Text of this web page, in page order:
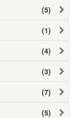
(5)
(1)
(4)
(3)
(7)
(5)